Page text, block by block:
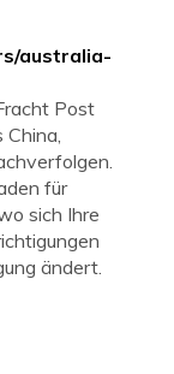
australia-
Post
China,
für
sich Ihre
ändert.